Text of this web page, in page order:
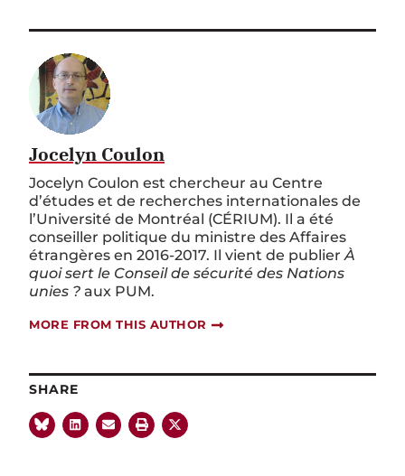
Jocelyn Coulon
Jocelyn Coulon est chercheur au Centre
d’études et de recherches internationales de
l’Université de Montréal (CÉRIUM). Il a été
conseiller politique du ministre des Affaires
étrangères en 2016-2017. Il vient de publierÀ
quoi sert le Conseil de sécurité des Nations
unies ? aux PUM.
MORE FROM THIS AUTHOR
SHARE